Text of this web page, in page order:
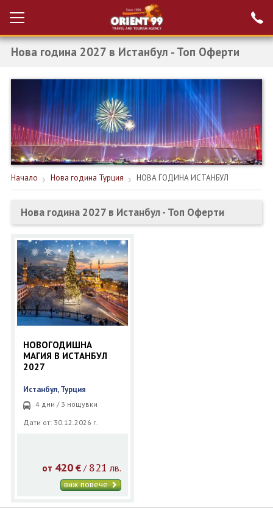
Вход за агенти
Проверка на
резервация
РАННИ ЗАПИСВАНИЯ ТУРЦИЯ
НОВА ГОДИНА ТУРЦИЯ
НОВА ГОДИНА
ПОЧИВКИ
КРУИЗИ
ЕКЗОТИКА
ЕКСКУРЗИИ
ОЩЕ
ЗА НАС
ФИРМЕНИ ДОКУМЕНТИ
0700 144 34
ПОСЛЕДВАЙТЕ НИ
Нова година 2027 в Истанбул - Топ Оферти
Начало Нова година Турция НОВА ГОДИНА ИСТАНБУЛ
Нова година 2027 в Истанбул - Топ Оферти
НОВОГОДИШНА
МАГИЯ В ИСТАНБУЛ
2027
Истанбул, Турция
4 дни / 3 нощувки
Дати от: 30.12.2026 г.
от 420 €/ 821 лв.
виж повече